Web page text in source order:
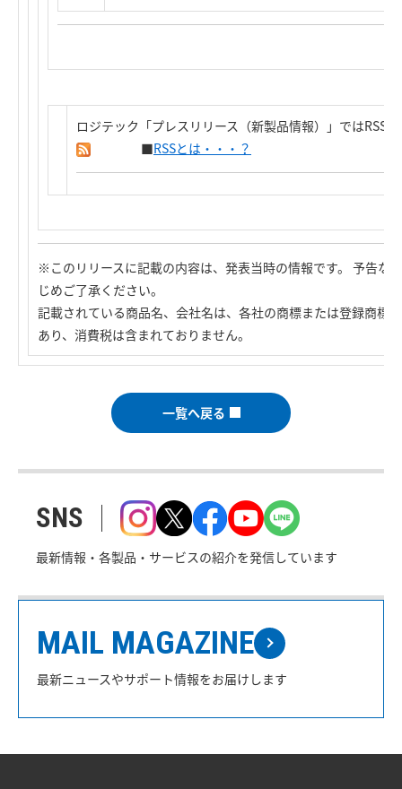
ロジテック「プレスリリース（新製品情報）」ではRSS
■RSSとは・・・？
※このリリースに記載の内容は、発表当時の情報です。 予告な
じめご了承ください。
記載されている商品名、会社名は、各社の商標または登録商標
あり、消費税は含まれておりません。
一覧へ戻る
SNS
最新情報・各製品・サービスの紹介を発信しています
MAIL MAGAZINE
最新ニュースやサポート情報をお届けします